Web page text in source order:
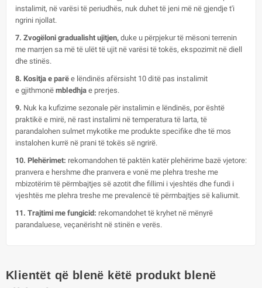
instalimit, në varësi të periudhës, nuk duhet të jeni më në gjendje t'i
ngrini njollat.
7. Zvogëloni gradualisht ujitjen, duke u përpjekur të mësoni terrenin
me marrjen sa më të ulët të ujit në varësi të tokës, ekspozimit në diell
dhe stinës.
8. Kositja e parë e lëndinës afërsisht 10 ditë pas instalimit
e gjithmonëmbledhja e prerjes.
9. Nuk ka kufizime sezonale për instalimin e lëndinës, por është
praktikë e mirë, në rast instalimi në temperatura të larta, të
parandalohen sulmet mykotike me produkte specifike dhe të mos
instalohen kurrë në prani të tokës së ngrirë.
10. Plehërimet: rekomandohen të paktën katër plehërime bazë vjetore:
pranvera e hershme dhe pranvera e vonë me plehra treshe me
mbizotërim të përmbajtjes së azotit dhe fillimi i vjeshtës dhe fundi i
vjeshtës me plehra treshe me prevalencë të përmbajtjes së kaliumit.
11. Trajtimi me fungicid: rekomandohet të kryhet në mënyrë
parandaluese, veçanërisht në stinën e verës.
Klientët që blenë këtë produkt blenë